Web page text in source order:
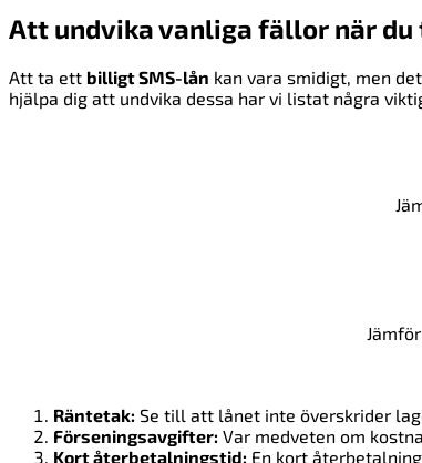
Att undvika vanliga fällor när du
Att ta ett billigt SMS-lån kan vara smidigt, men
hjälpa dig att undvika dessa har vi listat några
Räntetak: Se till att lånet inte överskrider
Förseningsavgifter: Var medveten om
Kort återbetalningstid: En kort